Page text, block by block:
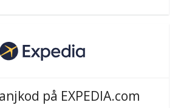
på EXPEDIA.com